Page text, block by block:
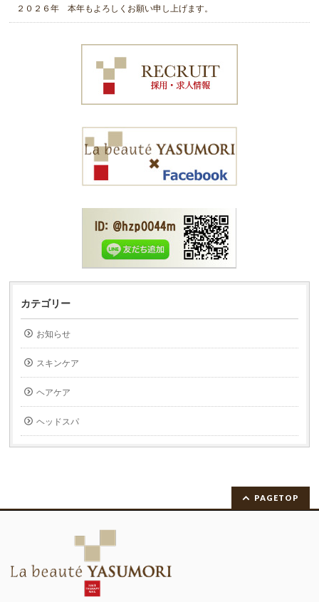
２０２６年 本年もよろしくお願い申し上げます。
カテゴリー
お知らせ
スキンケア
ヘアケア
ヘッドスパ
PAGETOP